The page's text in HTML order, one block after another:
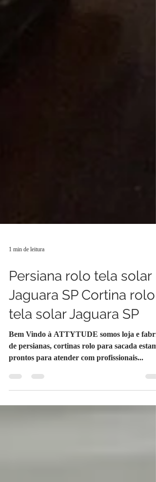
1 min de leitura
Persiana rolo tela solar
Jaguara SP Cortina rolo
tela solar Jaguara SP
Bem Vindo à ATTYTUDE somos loja e
prontos para atender com profissionais...